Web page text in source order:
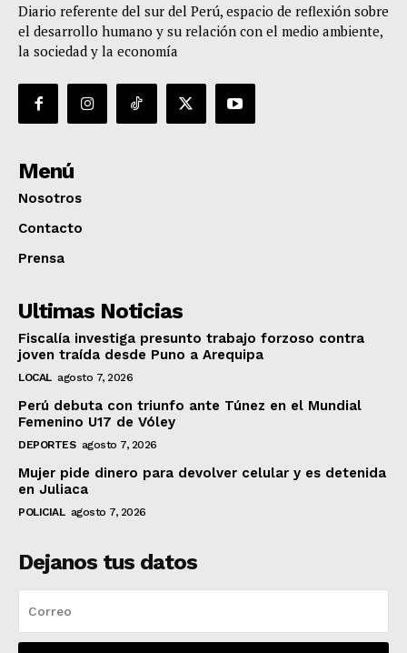
Diario referente del sur del Perú, espacio de reflexión sobre
el desarrollo humano y su relación con el medio ambiente,
la sociedad y la economía
Menú
Nosotros
Contacto
Prensa
Ultimas Noticias
Fiscalía investiga presunto trabajo forzoso contra
joven traída desde Puno a Arequipa
LOCAL agosto 7, 2026
Perú debuta con triunfo ante Túnez en el Mundial
Femenino U17 de Vóley
DEPORTES agosto 7, 2026
Mujer pide dinero para devolver celular y es detenida
en Juliaca
POLICIAL agosto 7, 2026
Dejanos tus datos